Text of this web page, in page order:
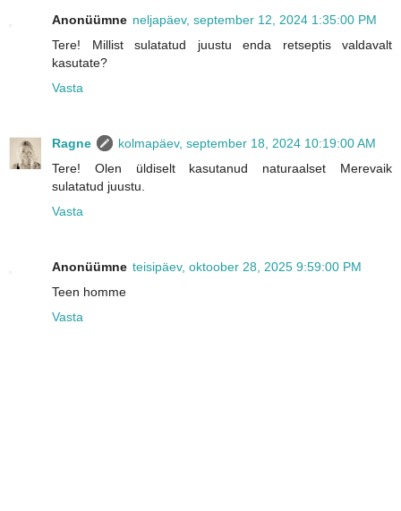
Anonüümne neljapäev, september 12, 2024 1:35:00 PM
Tere! Millist sulatatud juustu enda retseptis valdavalt
kasutate?
Vasta
Ragne
kolmapäev, september 18, 2024 10:19:00 AM
Tere! Olen üldiselt kasutanud naturaalset Merevaik
sulatatud juustu.
Vasta
Anonüümne teisipäev, oktoober 28, 2025 9:59:00 PM
Teen homme
Vasta